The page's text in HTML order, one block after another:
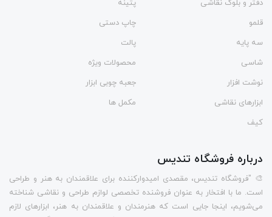
دفتر و بلوک نقاشی
پتینه
قلمو
چاپ دستی
سه پایه
پالت
شاسی
محصولات ویژه
نوشت افزار
جعبه چوبی ابزار
ابزارهای نقاشی
مکمل ها
کیف
درباره فروشگاه تندیس
🎨 "فروشگاه تندیس، مقصدی امیدوارکننده برای علاقمندان به هنر و طراحی
است. ما با افتخار به عنوان فروشنده تخصصی لوازم طراحی و نقاشی شناخته
می‌شویم، اینجا جایی است که هنرمندان و علاقمندان به هنر، ابزارهای لازم